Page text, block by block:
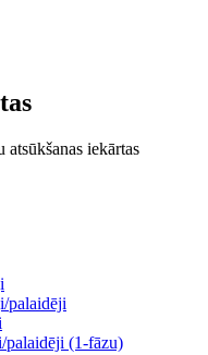
atsūkšanas iekārtas
palaidēji
palaidēji (1-fāzu)